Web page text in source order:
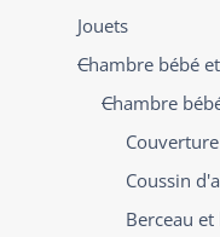
Jouets
Chambre bébé
Chambre
Coussin
Berceau et